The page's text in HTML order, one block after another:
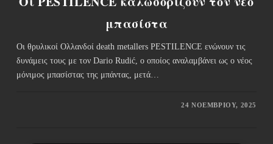
μπασίστα
Οι θρυλικοί Ολλανδοί death metallers PESTILENCE ενώνουν τις
δυνάμεις τους με τον Dario Rudić, ο οποίος αναλαμβάνει ως ο νέος
μόνιμος μπασίστας της μπάντας, μετά…
24 ΝΟΕΜΒΡΊΟΥ, 2025